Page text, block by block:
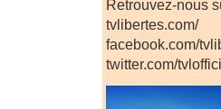
Retrouvez-nous
tvlibertes.com/
facebook.com/
twitter.com/